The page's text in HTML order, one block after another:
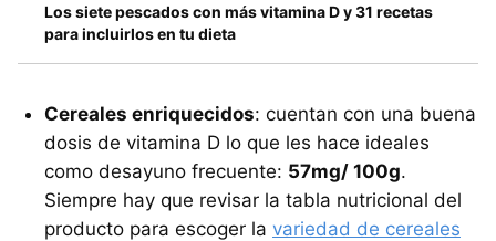
Los siete pescados con más vitamina D y 31 recetas
para incluirlos en tu dieta
Cereales enriquecidos: cuentan con una buena
dosis de vitamina D lo que les hace ideales
como desayuno frecuente: 57mg/ 100g.
Siempre hay que revisar la tabla nutricional del
producto para escoger la variedad de cereales